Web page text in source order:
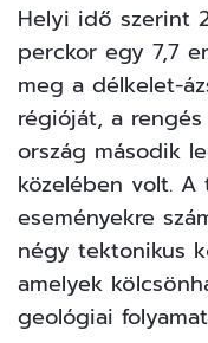
Helyi idő szerint
perckor egy 7,7
meg a délkelet-
régióját, a
ország második
közelében volt.
eseményekre
négy tektonikus
amelyek
geológiai